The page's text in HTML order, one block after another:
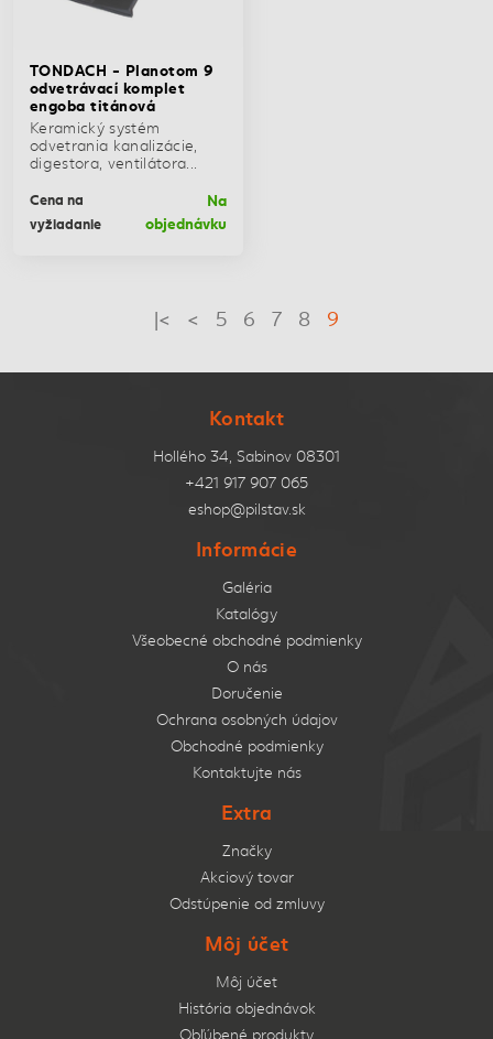
TONDACH - Planotom 9
odvetrávací komplet
engoba titánová
Keramický systém
odvetrania kanalizácie,
digestora, ventilátora...
Cena na
vyžiadanie
Na
objednávku
|< < 5 6 7 8 9
Kontakt
Hollého 34, Sabinov 08301
+421 917 907 065
eshop@pilstav.sk
Informácie
Galéria
Katalógy
Všeobecné obchodné podmienky
O nás
Doručenie
Ochrana osobných údajov
Obchodné podmienky
Kontaktujte nás
Extra
Značky
Akciový tovar
Odstúpenie od zmluvy
Môj účet
Môj účet
História objednávok
Obľúbené produkty